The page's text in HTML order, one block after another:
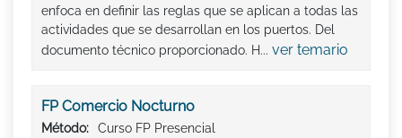
enfoca en definir las reglas que se aplican a todas las
actividades que se desarrollan en los puertos. Del
documento técnico proporcionado. H... ver temario
FP Comercio Nocturno
Método:
Curso FP Presencial